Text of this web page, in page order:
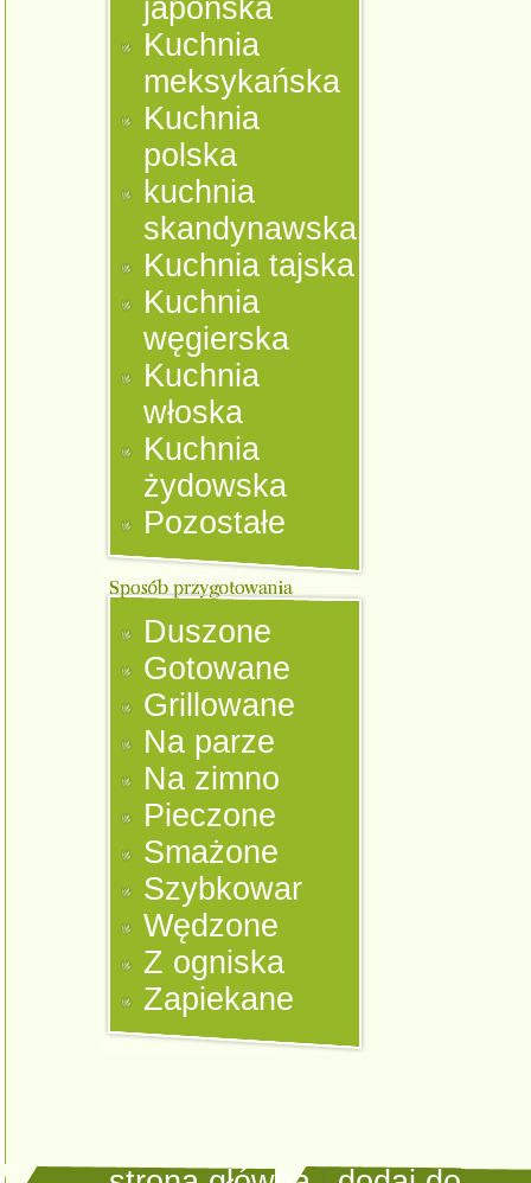
japońska
Kuchnia
meksykańska
Kuchnia
polska
kuchnia
skandynawska
Kuchnia tajska
Kuchnia
węgierska
Kuchnia
włoska
Kuchnia
żydowska
Pozostałe
Duszone
Gotowane
Grillowane
Na parze
Na zimno
Pieczone
Smażone
Szybkowar
Wędzone
Z ogniska
Zapiekane